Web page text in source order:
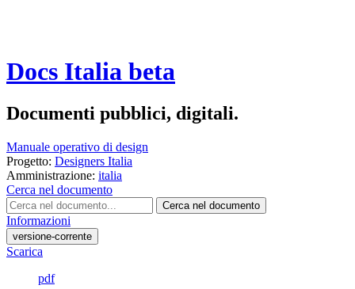
Docs Italia beta
Documenti pubblici, digitali.
Manuale operativo di design
Progetto: Designers Italia
Amministrazione: italia
Cerca nel documento
Cerca nel documento
Informazioni
versione-corrente
Scarica
pdf